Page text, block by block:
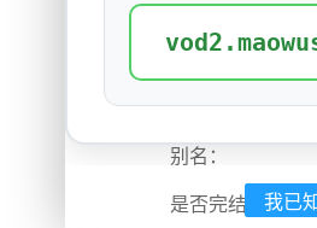
蜂蜜的针
别名：
是否完结：0
我已